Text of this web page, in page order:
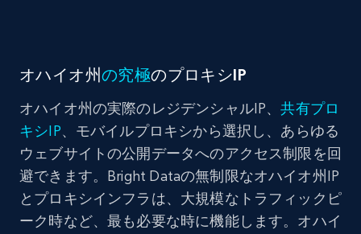
オハイオ州の究極のプロキシIP
オハイオ州の実際のレジデンシャルIP、共有プロ
キシIP、モバイルプロキシから選択し、あらゆる
ウェブサイトの公開データへのアクセス制限を回
避できます。Bright Dataの無制限なオハイオ州IP
とプロキシインフラは、大規模なトラフィックピ
ーク時など、最も必要な時に機能します。オハイ